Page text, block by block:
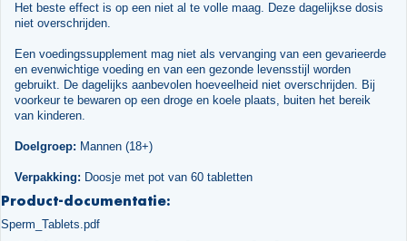
Het beste effect is op een niet al te volle maag. Deze dagelijkse dosis
niet overschrijden.
Een voedingssupplement mag niet als vervanging van een gevarieerde
en evenwichtige voeding en van een gezonde levensstijl worden
gebruikt. De dagelijks aanbevolen hoeveelheid niet overschrijden. Bij
voorkeur te bewaren op een droge en koele plaats, buiten het bereik
van kinderen.
Doelgroep: Mannen (18+)
Verpakking: Doosje met pot van 60 tabletten
Product-documentatie:
Sperm_Tablets.pdf